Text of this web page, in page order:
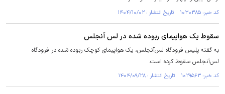
کد خبر: ۱۰۳۰۳۸۵ تاریخ انتشار : ۱۴۰۴/۱۰/۰۲
سقوط یک هواپیمای ربوده شده در لس آنجلس
به گفته پلیس فرودگاه لس‌آنجلس، یک هواپیمای کوچک ربوده شده در فرودگاه
لس‌آنجلس سقوط کرده است.
کد خبر: ۱۰۲۹۵۶۳ تاریخ انتشار : ۱۴۰۴/۰۹/۲۸